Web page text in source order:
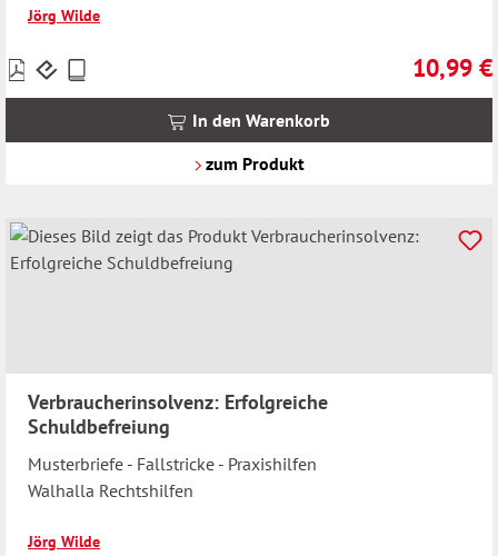
Jörg Wilde
10,99 €
Preise
inkl.
In den Warenkorb
zum Produkt
Verbraucherinsolvenz: Erfolgreiche
Schuldbefreiung
Musterbriefe - Fallstricke - Praxishilfen
Walhalla Rechtshilfen
Jörg Wilde